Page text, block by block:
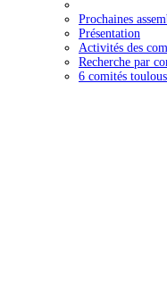
Prochaines
Présentation
Activités des
Recherche par
6 comités